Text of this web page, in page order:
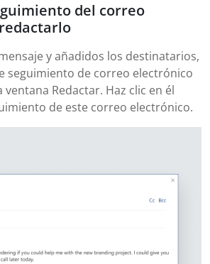
del correo
y añadidos los destinatarios,
seguimiento de correo electrónico
ventana Redactar. Haz clic en él
de este correo electrónico.